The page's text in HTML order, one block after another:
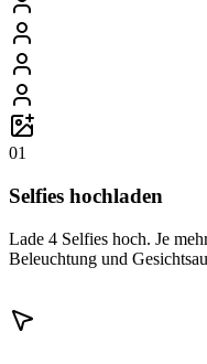
01
Selfies hochladen
Lade 4 Selfies hoch. Je
Beleuchtung und